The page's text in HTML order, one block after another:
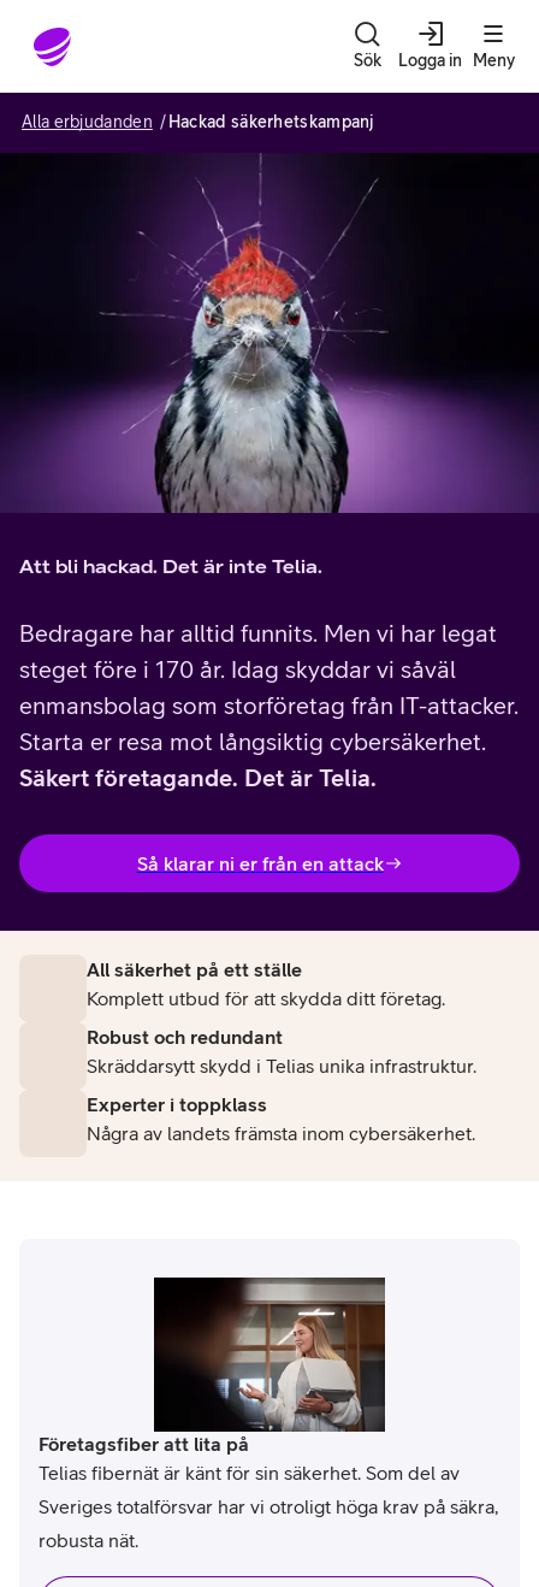
Gå till sidans innehåll
Sök Logga in Meny
Alla erbjudanden Hackad säkerhetskampanj
Att bli hackad. Det är inte Telia.
Bedragare har alltid funnits. Men vi har legat
steget före i 170 år. Idag skyddar vi såväl
enmansbolag som storföretag från IT-attacker.
Starta er resa mot långsiktig cybersäkerhet.
Säkert företagande. Det är Telia.
Så klarar ni er från en attack
All säkerhet på ett ställe
Komplett utbud för att skydda ditt företag.
Robust och redundant
Skräddarsytt skydd i Telias unika infrastruktur.
Experter i toppklass
Några av landets främsta inom cybersäkerhet.
Företagsfiber att lita på
Telias fibernät är känt för sin säkerhet. Som del av
Sveriges totalförsvar har vi otroligt höga krav på säkra,
robusta nät.